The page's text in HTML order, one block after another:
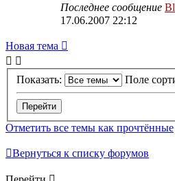
Последнее сообщение
17.06.2007 22:12
Новая тема
Показать: Поле
Отметить все темы как прочтённые
Вернуться к списку форумов